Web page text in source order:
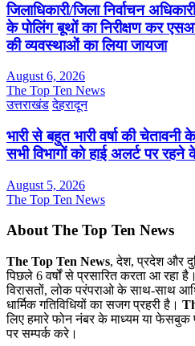
जिलाधिकारी/जिला निर्वाचन
के पोलिंग बूथों का निरीक्षण कर
की व्यवस्थाओं का लिया जायजा
August 6, 2026
The Top Ten News
उत्तराखंड देहरादून
भारी से बहुत भारी वर्षा की
सभी विभागों को हाई अलर्ट पर रहने
August 5, 2026
The Top Ten News
About The Top Ten News
The Top Ten News, देश, प्रदेश और
पिछले 6 वर्षों से प्रसारित करता आ रहा
विरासतों, लोक परंपराओ के साथ-साथ
धार्मिक गतिविधियों का सजग प्रहरी है।
लिए हमारे फोन नंबर के माध्यम या
पर सम्पर्क करे।